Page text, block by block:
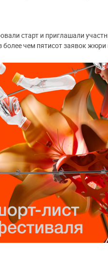
старт и приглашали
чем пятисот заявок